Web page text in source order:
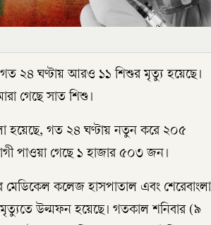
গত ২৪ ঘণ্টায় আরও ১১ শিশুর মৃত্যু হয়েছে।
গেছে সাত শিশু।
বলা হয়েছে, গত ২৪ ঘণ্টায় নতুন করে ২০৫
পাওয়া গেছে ১ হাজার ৫০৩ জন।
কলেজ হাসপাতাল এবং শেরেবাংলা
উল্মফন হয়েছে। গতকাল শনিবার (৯